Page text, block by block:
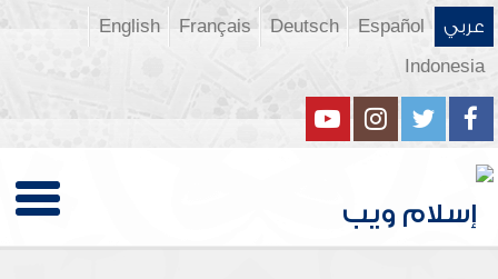
عربي Español
Deutsch
Français
English
Indonesia